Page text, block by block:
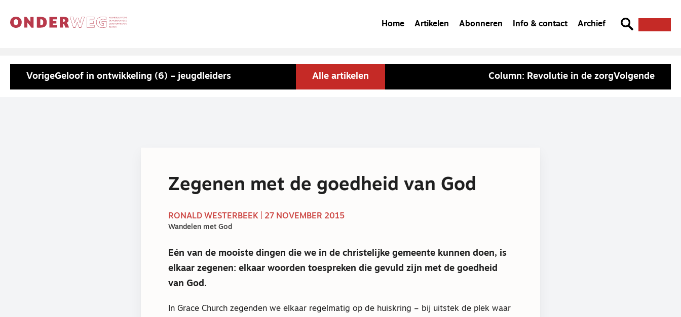
Home Artikelen Abonneren Info & contact Archief
VorigeGeloof in ontwikkeling (6) – jeugdleiders Alle artikelen Column: Revolutie in de zorgVolgende
Zegenen met de goedheid van God
RONALD WESTERBEEK | 27 NOVEMBER 2015
Wandelen met God
Eén van de mooiste dingen die we in de christelijke gemeente kunnen doen, is
elkaar zegenen: elkaar woorden toespreken die gevuld zijn met de goedheid
van God.
In Grace Church zegenden we elkaar regelmatig op de huiskring – bij uitstek de plek waar